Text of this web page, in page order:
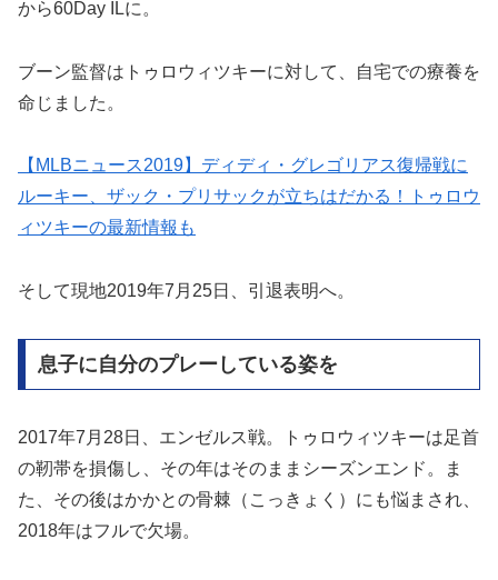
から60Day ILに。
ブーン監督はトゥロウィツキーに対して、自宅での療養を
命じました。
【MLBニュース2019】ディディ・グレゴリアス復帰戦に
ルーキー、ザック・プリサックが立ちはだかる！トゥロウ
ィツキーの最新情報も
そして現地2019年7月25日、引退表明へ。
息子に自分のプレーしている姿を
2017年7月28日、エンゼルス戦。トゥロウィツキーは足首
の靭帯を損傷し、その年はそのままシーズンエンド。ま
た、その後はかかとの骨棘（こっきょく）にも悩まされ、
2018年はフルで欠場。